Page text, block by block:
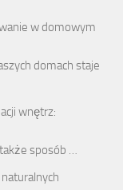
w domowym
domach staje
wnętrz:
sposób …